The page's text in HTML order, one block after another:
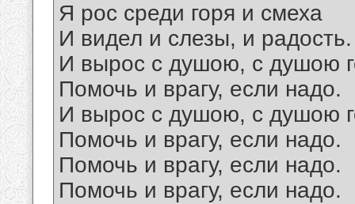
Я рос среди горя и смеха
И видел и слезы, и радость.
И вырос с душою, с душою
Помочь и врагу, если надо.
И вырос с душою, с душою
Помочь и врагу, если надо.
Помочь и врагу, если надо.
Помочь и врагу, если надо.